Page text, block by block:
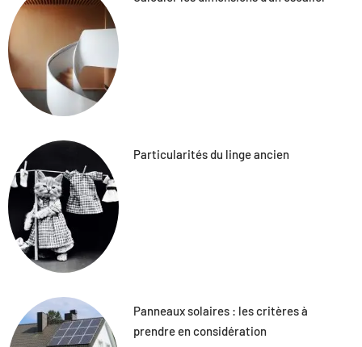
Particularités du linge ancien
Panneaux solaires : les critères à
prendre en considération